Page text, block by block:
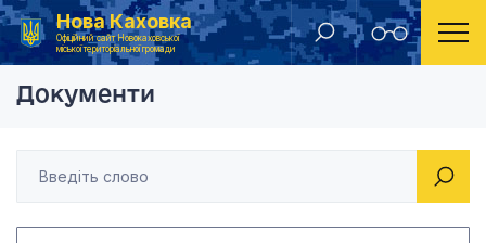
Нова Каховка
Офіційний сайт Новокаховської
міської територіальної громади
Головна Рішення Новокаховської міської ради 2012 рік
Документи